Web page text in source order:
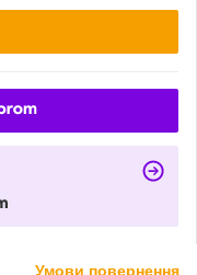
Умови повернення